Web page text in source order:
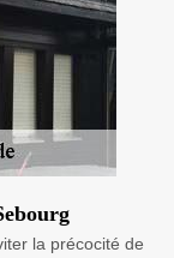
la précocité de